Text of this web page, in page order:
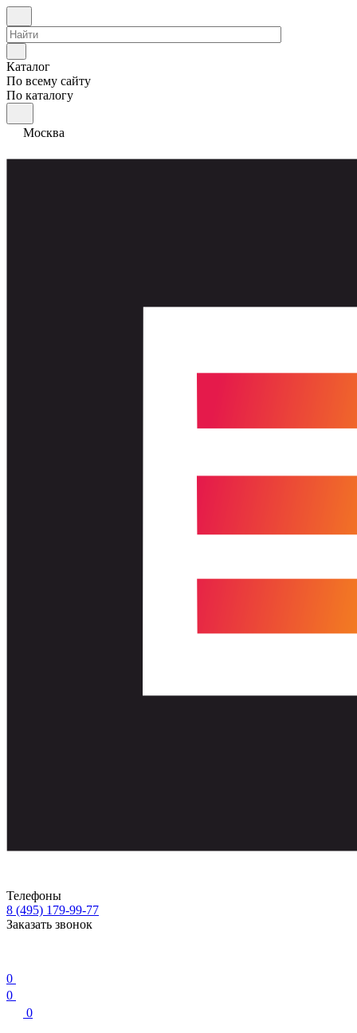
Каталог
По всему сайту
По каталогу
Москва
Телефоны
8 (495) 179-99-77
Заказать звонок
0
0
0